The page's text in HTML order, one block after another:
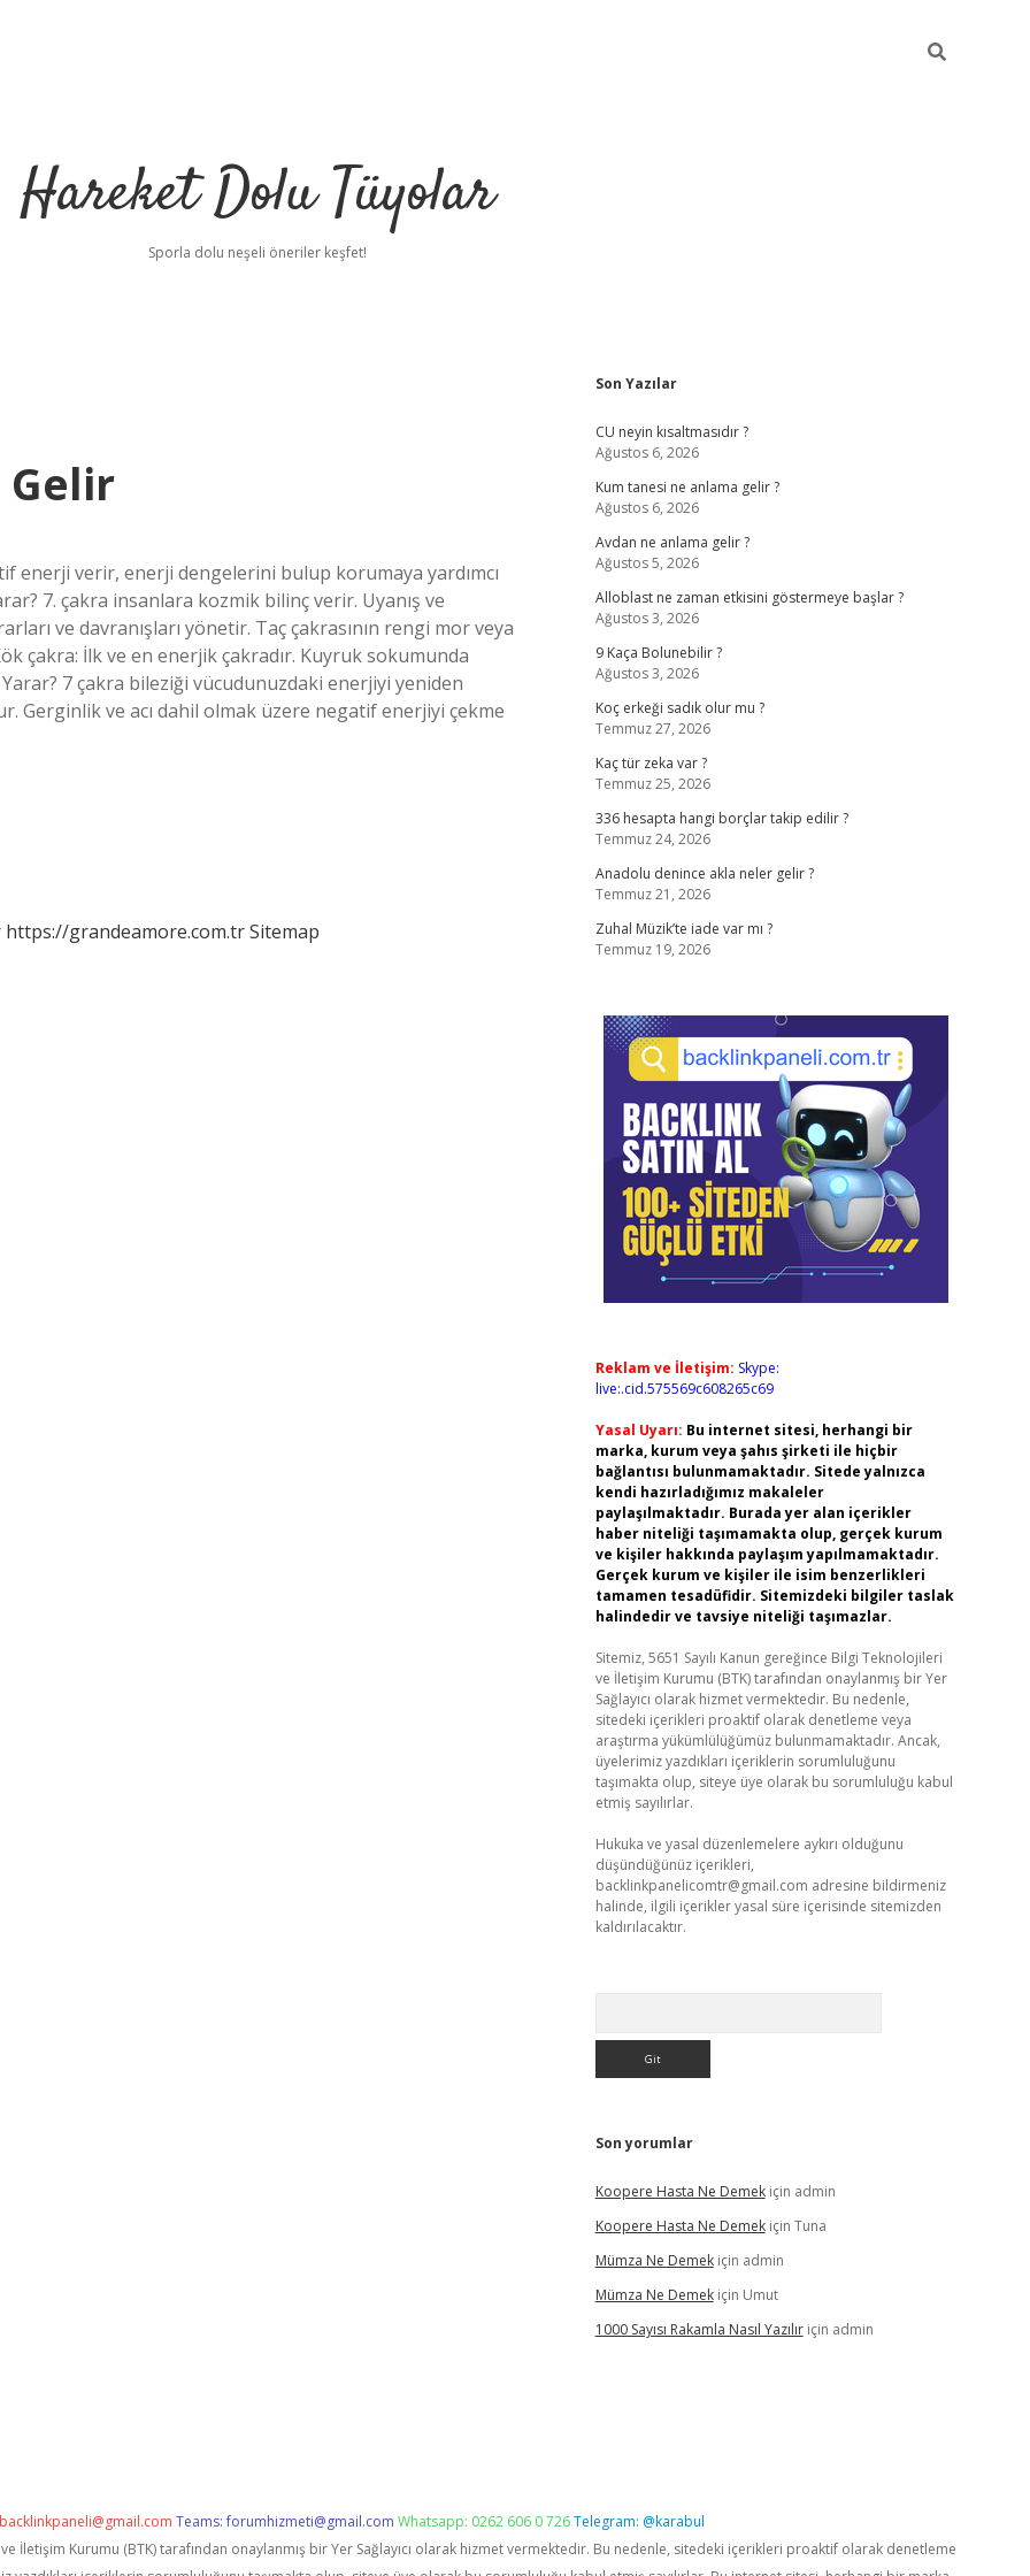
Hareket Dolu Tüyolar
Sporla dolu neşeli öneriler keşfet!
Gelir
enerji verir, enerji dengelerini bulup korumaya yardımcı
7. çakra insanlara kozmik bilinç verir. Uyanış ve
ve davranışları yönetir. Taç çakrasının rengi mor veya
çakra: İlk ve en enerjik çakradır. Kuyruk sokumunda
7 çakra bileziği vücudunuzdaki enerjiyi yeniden
Gerginlik ve acı dahil olmak üzere negatif enerjiyi çekme
https://grandeamore.com.trSitemap
Sidebar
Son Yazılar
CU neyin kısaltmasıdır ?
Ağustos 6, 2026
Kum tanesi ne anlama gelir ?
Ağustos 6, 2026
Avdan ne anlama gelir ?
Ağustos 5, 2026
Alloblast ne zaman etkisini göstermeye başlar ?
Ağustos 3, 2026
9 Kaça Bolunebilir ?
Ağustos 3, 2026
Koç erkeği sadık olur mu ?
Temmuz 27, 2026
Kaç tür zeka var ?
Temmuz 25, 2026
336 hesapta hangi borçlar takip edilir ?
Temmuz 24, 2026
Anadolu denince akla neler gelir ?
Temmuz 21, 2026
Zuhal Müzik’te iade var mı ?
Temmuz 19, 2026
Reklam ve İletişim: Skype:
live:.cid.575569c608265c69
Yasal Uyarı: Bu internet sitesi, herhangi bir
marka, kurum veya şahıs şirketi ile hiçbir
bağlantısı bulunmamaktadır. Sitede yalnızca
kendi hazırladığımız makaleler
paylaşılmaktadır. Burada yer alan içerikler
haber niteliği taşımamakta olup, gerçek kurum
ve kişiler hakkında paylaşım yapılmamaktadır.
Gerçek kurum ve kişiler ile isim benzerlikleri
tamamen tesadüfidir. Sitemizdeki bilgiler taslak
halindedir ve tavsiye niteliği taşımazlar.
Sitemiz, 5651 Sayılı Kanun gereğince Bilgi Teknolojileri
ve İletişim Kurumu (BTK) tarafından onaylanmış bir Yer
Sağlayıcı olarak hizmet vermektedir. Bu nedenle,
sitedeki içerikleri proaktif olarak denetleme veya
araştırma yükümlülüğümüz bulunmamaktadır. Ancak,
üyelerimiz yazdıkları içeriklerin sorumluluğunu
taşımakta olup, siteye üye olarak bu sorumluluğu kabul
etmiş sayılırlar.
Hukuka ve yasal düzenlemelere aykırı olduğunu
düşündüğünüz içerikleri,
backlinkpanelicomtr@gmail.com adresine bildirmeniz
halinde, ilgili içerikler yasal süre içerisinde sitemizden
kaldırılacaktır.
Son yorumlar
Koopere Hasta Ne Demekiçin admin
Koopere Hasta Ne Demekiçin Tuna
Mümza Ne Demekiçin admin
Mümza Ne Demekiçin Umut
1000 Sayısı Rakamla Nasıl Yazılıriçin admin
backlinkpaneli@gmail.com Teams:forumhizmeti@gmail.com Whatsapp: 0262 606 0 726Telegram: @karabul
İletişim Kurumu (BTK) tarafından onaylanmış bir Yer Sağlayıcı olarak hizmet vermektedir. Bu nedenle, sitedeki içerikleri proaktif olarak denetleme